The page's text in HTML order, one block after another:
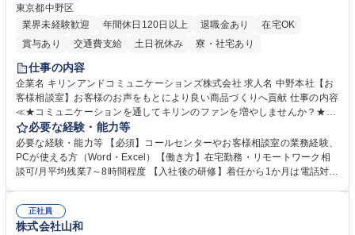
東京都中野区
業界未経験歓迎
年間休日120日以上 退職金あり
在宅OK
賞与あり
交通費支給 土日祝休み 寮・社宅あり
仕事の内容
企業名 キリンアンドコミュニケーションズ株式会社 求人名 中野本社【お
客様相談室】お客様のお声をもとにより良い商品づくりへ貢献 仕事の内容
≪★コミュニケーションを通してキリンのファンを増やしませんか？★≫
お客様のお声をより良い商品づくりに活かしていく上で、窓口となるお客
様相談室でのお仕事です。 日々お客様からいただくキリングループへのご
意見を、企業活動に活かしています。お客様からの声に迅速かつ誠意をも
って対応、情報提供するとともにグループ内活動に反映しています。 【具
平均100件前後■メール・手紙：同上40件前後 募集職種 中野本社【お客様
相談室】お客様のお声をもとにより良い商品づくりへ貢献
必要な経験・能力等
必要な経験・能力等 【必須】コールセンターやお客様相談室の業務経験、
PCが使える方（Word・Excel）【働き方】在宅勤務・リモートワーク相
談可/月平均残業7～8時間程度 【入社後の研修】着任から1か月は電話対応
すのでご安心ください。 【当社について】キリングループの広報機能を担
う会社として、お客様との出会いを大切にし、磨き上げたホスピタリティ
正社員
株式会社山和